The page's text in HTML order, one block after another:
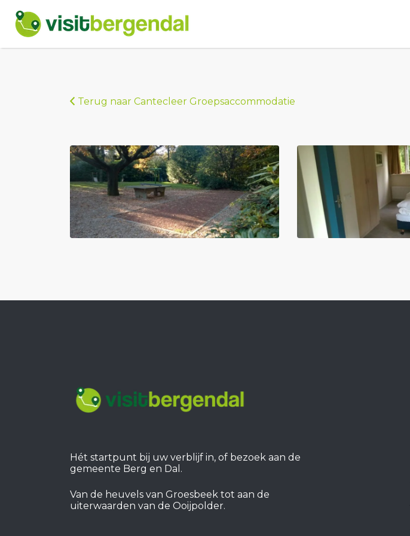
Zoek
naar:
Terug naar Cantecleer Groepsaccommodatie
Hét startpunt bij uw verblijf in, of bezoek aan de
gemeente Berg en Dal.
Van de heuvels van Groesbeek tot aan de
uiterwaarden van de Ooijpolder.